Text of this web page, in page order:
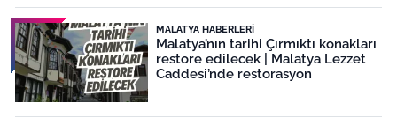
MALATYA HABERLERI
Malatya’nın tarihi Çırmıktı konakları
restore edilecek | Malatya Lezzet
Caddesi’nde restorasyon